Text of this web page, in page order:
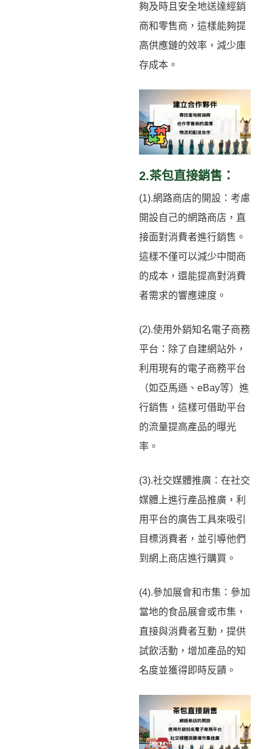
夠及時且安全地送達經銷
商和零售商，這樣能夠提
高供應鏈的效率，減少庫
存成本。
2.茶包直接銷售：
(1).網路商店的開設：考慮
開設自己的網路商店，直
接面對消費者進行銷售。
這樣不僅可以減少中間商
的成本，還能提高對消費
者需求的響應速度。
(2).使用外銷知名電子商務
平台：除了自建網站外，
利用現有的電子商務平台
（如亞馬遜、eBay等）進
行銷售，這樣可借助平台
的流量提高產品的曝光
率。
(3).社交媒體推廣：在社交
媒體上進行產品推廣，利
用平台的廣告工具來吸引
目標消費者，並引導他們
到網上商店進行購買。
(4).參加展會和市集：參加
當地的食品展會或市集，
直接與消費者互動，提供
試飲活動，增加產品的知
名度並獲得即時反饋。